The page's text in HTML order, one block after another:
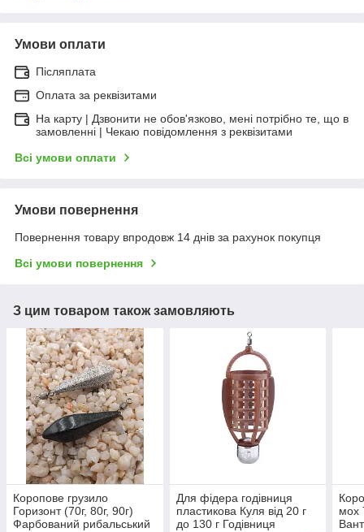
Умови оплати
Післяплата
Оплата за реквізитами
На карту | Дзвонити не обов'язково, мені потрібно те, що в
замовленні | Чекаю повідомлення з реквізитами
Всі умови оплати
Умови повернення
Повернення товару впродовж 14 днів за рахунок покупця
Всі умови повернення
З цим товаром також замовляють
Коропове грузило
Горизонт (70г, 80г, 90г)
Фарбований рибальський
Для фідера годівниця
пластикова Куля від 20 г
до 130 г Годівниця
мох